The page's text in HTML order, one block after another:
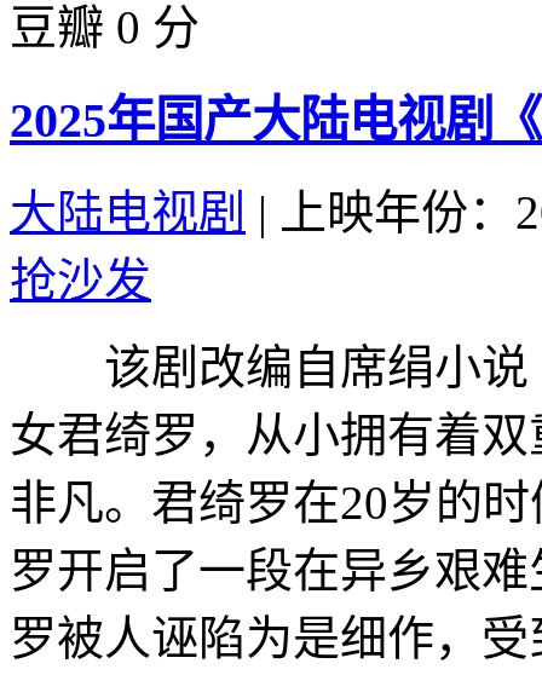
豆瓣 0 分
2025年国产大陆电视剧
大陆电视剧 |
上映年份：
抢沙发
该剧改编自席绢小
女君绮罗，从小拥有着
非凡。君绮罗在20岁的
罗开启了一段在异乡艰
罗被人诬陷为是细作，